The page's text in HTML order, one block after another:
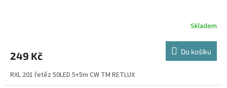
Skladem
249 Kč Do košíku
RXL 201 řetěz 50LED 5+5m CW TM RETLUX